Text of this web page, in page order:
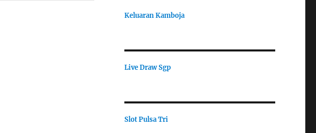
Keluaran Kamboja
Live Draw Sgp
Slot Pulsa Tri